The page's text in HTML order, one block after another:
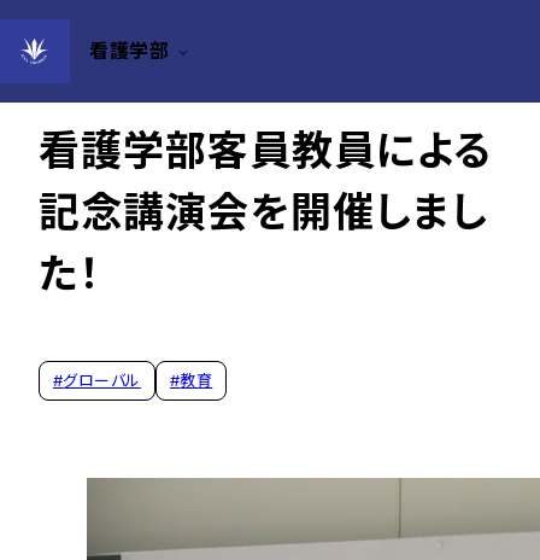
看護学部
2023年10月31日
看護学部客員教員による
記念講演会を開催しまし
た！
#グローバル #教育